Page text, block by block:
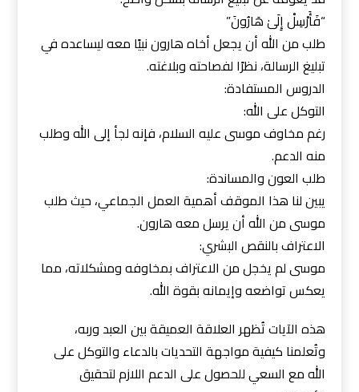
“فَأَرْسِلْ إِلَىٰ هَارُونَ”
طلب من الله أن يجعل أخاه هارون نبيًا معه ليساعده في
تبليغ الرسالة، نظرًا لفصاحته وبلاغته.
الدروس المستفادة:
التوكل على الله:
رغم مخاوف موسى عليه السلام، فإنه لجأ إلى الله وطلب
منه الدعم.
طلب العون والمساندة:
يبين لنا هذا الموقف أهمية العمل الجماعي، حيث طلب
موسى من الله أن يرسل معه هارون.
الاعتراف بالنقص البشري:
موسى لم يخجل من الاعتراف بمخاوفه ومشكلاته، مما
يعكس تواضعه وإيمانه بقوة الله.
هذه الآيات تُظهر العلاقة العميقة بين العبد وربه،
وتُعلمنا كيفية مواجهة التحديات بالدعاء والتوكل على
الله مع السعي للحصول على الدعم اللازم لتحقيق